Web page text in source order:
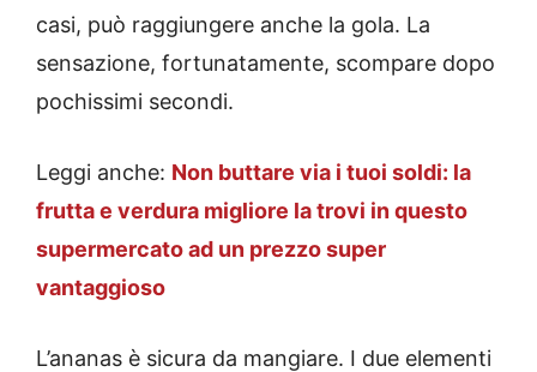
casi, può raggiungere anche la gola. La
sensazione, fortunatamente, scompare dopo
pochissimi secondi.
Leggi anche: Non buttare via i tuoi soldi: la
frutta e verdura migliore la trovi in questo
supermercato ad un prezzo super
vantaggioso
L’ananas è sicura da mangiare. I due elementi